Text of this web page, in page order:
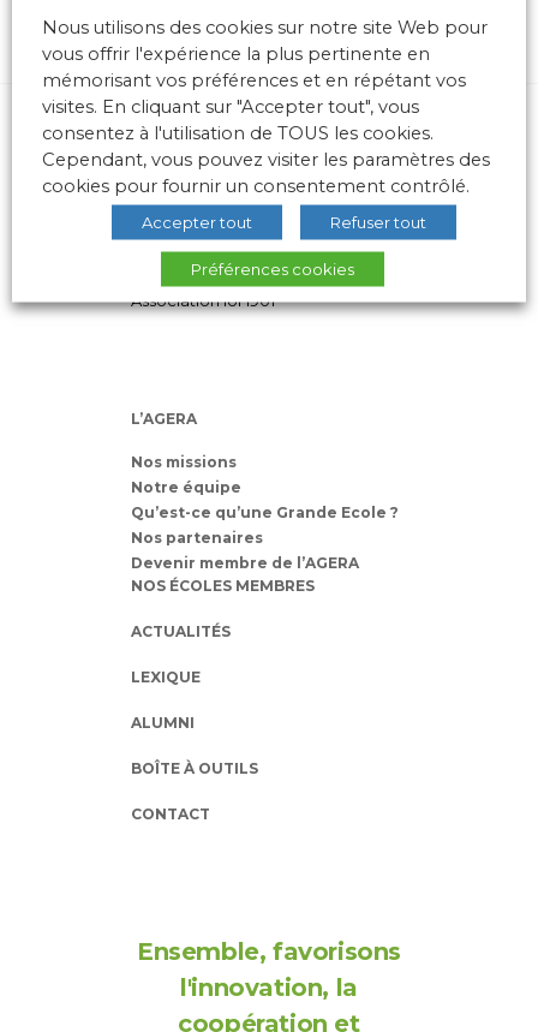
10 place des Archives – Bât G –
69288 LYON Cedex 02
Association loi 1901
L’AGERA
Nos missions
Notre équipe
Qu’est-ce qu’une Grande Ecole ?
Nos partenaires
Devenir membre de l’AGERA
NOS ÉCOLES MEMBRES
ACTUALITÉS
LEXIQUE
ALUMNI
BOÎTE À OUTILS
CONTACT
Ensemble, favorisons
l'innovation, la
coopération et
Nous utilisons des cookies sur notre site Web pour
vous offrir l'expérience la plus pertinente en
mémorisant vos préférences et en répétant vos
visites. En cliquant sur "Accepter tout", vous
consentez à l'utilisation de TOUS les cookies.
Cependant, vous pouvez visiter les paramètres des
cookies pour fournir un consentement contrôlé.
Accepter tout Refuser tout
Préférences cookies